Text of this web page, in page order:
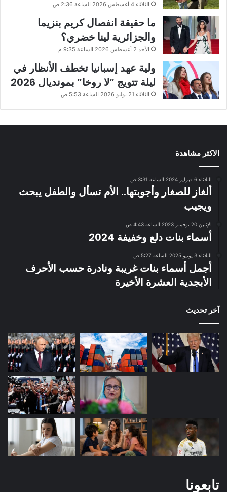
الثلاثاء 4 أغسطس 2026 الساعة 2:36 ص
ما حقيقة انفصال كريم بنزيما
والجزائرية لينا خضري؟
الأحد 2 أغسطس 2026 الساعة 9:35 م
ولية عهد إسبانيا تخطف الأنظار في
ليلة تتويج “لا روخا” بمونديال 2026
الثلاثاء 21 يوليو 2026 الساعة 5:53 ص
الاكثر مشاهدة
الثلاثاء 6 فبراير 2024 الساعة 3:31 ص
ألغاز للصغار وأجوبتها.. الأم تسأل والطفل يبحث
ويجيب
الإثنين 20 نوفمبر 2023 الساعة 4:43 ص
أسماء بنات دلع وخفيفة 2024
الثلاثاء 3 يونيو 2025 الساعة 5:27 ص
أجمل أسماء بنات غريبة ونادرة حسب الأحرف
الأبجدية العشرة الأخيرة
آخر تحديث
تابعونا